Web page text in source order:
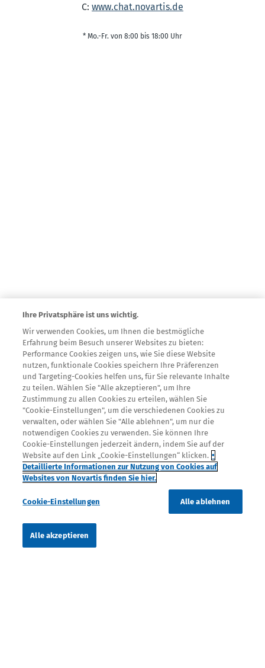
C: www.chat.novartis.de
* Mo.-Fr. von 8:00 bis 18:00 Uhr
Ein Service von Novartis
Was sind Nasenpolypen?
Ihre Privatsphäre ist uns wichtig.
Wir verwenden Cookies, um Ihnen die bestmögliche
Erfahrung beim Besuch unserer Websites zu bieten:
Performance Cookies zeigen uns, wie Sie diese Website
nutzen, funktionale Cookies speichern Ihre Präferenzen
und Targeting-Cookies helfen uns, für Sie relevante Inhalte
zu teilen. Wählen Sie "Alle akzeptieren", um Ihre
Zustimmung zu allen Cookies zu erteilen, wählen Sie
"Cookie-Einstellungen", um die verschiedenen Cookies zu
verwalten, oder wählen Sie "Alle ablehnen", um nur die
notwendigen Cookies zu verwenden. Sie können Ihre
Cookie-Einstellungen jederzeit ändern, indem Sie auf der
Website auf den Link „Cookie-Einstellungen“ klicken. •
Detaillierte Informationen zur Nutzung von Cookies auf
Websites von Novartis finden Sie hier.
Cookie-Einstellungen Alle ablehnen
Alle akzeptieren